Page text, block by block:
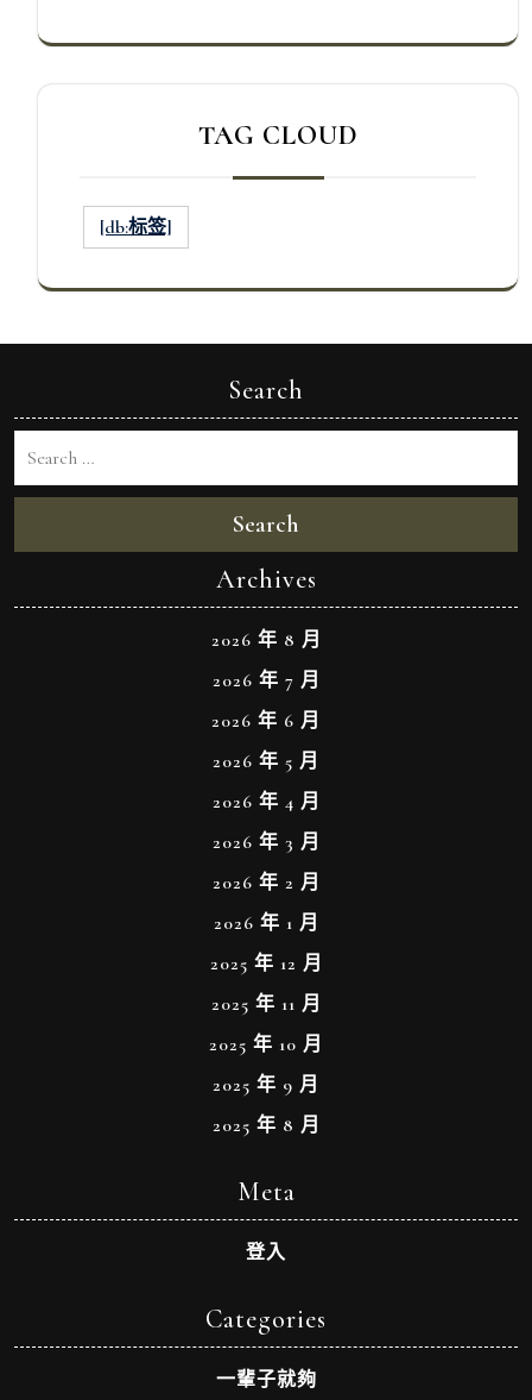
TAG CLOUD
[db:标签]
Search
Search
Archives
2026 年 8 月
2026 年 7 月
2026 年 6 月
2026 年 5 月
2026 年 4 月
2026 年 3 月
2026 年 2 月
2026 年 1 月
2025 年 12 月
2025 年 11 月
2025 年 10 月
2025 年 9 月
2025 年 8 月
Meta
登入
Categories
一輩子就夠